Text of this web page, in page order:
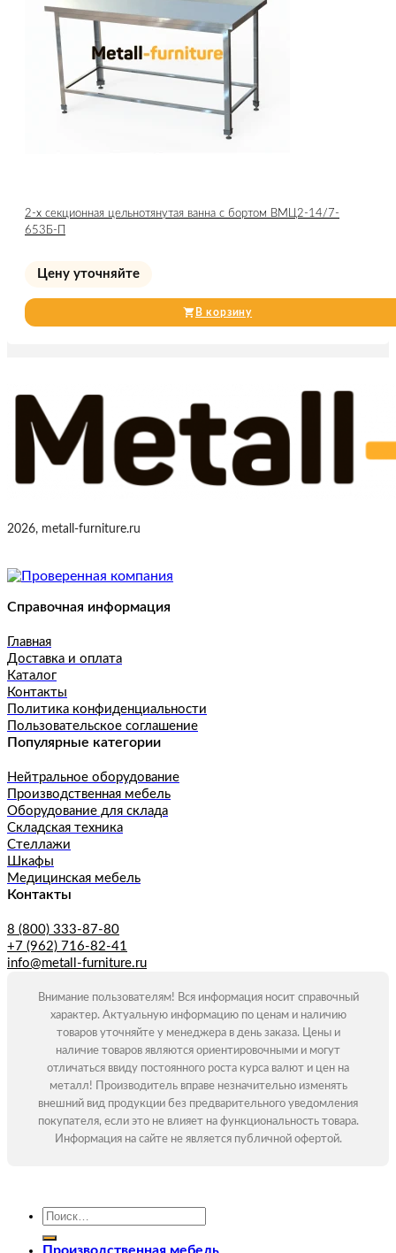
2-х секционная цельнотянутая ванна с бортом ВМЦ2-14/7-
653Б-П
Цену уточняйте
В корзину
2026, metall-furniture.ru
Справочная информация
Главная
Доставка и оплата
Каталог
Контакты
Политика конфиденциальности
Пользовательское соглашение
Популярные категории
Нейтральное оборудование
Производственная мебель
Оборудование для склада
Складская техника
Стеллажи
Шкафы
Медицинская мебель
Контакты
8 (800) 333-87-80
+7 (962) 716-82-41
info@metall-furniture.ru
Внимание пользователям! Вся информация носит справочный
характер. Актуальную информацию по ценам и наличию
товаров уточняйте у менеджера в день заказа. Цены и
наличие товаров являются ориентировочными и могут
отличаться ввиду постоянного роста курса валют и цен на
металл! Производитель вправе незначительно изменять
внешний вид продукции без предварительного уведомления
покупателя, если это не влияет на функциональность товара.
Информация на сайте не является публичной офертой.
Искать: